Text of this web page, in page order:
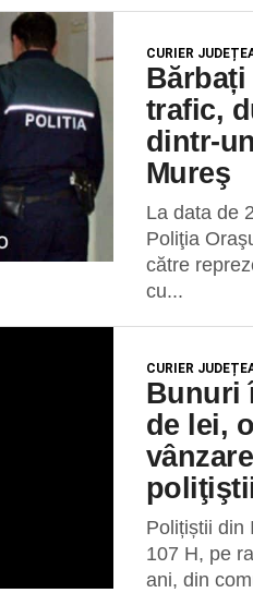
CURIER
trafic,
dintr-
Mureş
La data de
Poliţia
către
cu...
CURIER
Bunuri
de lei,
Polițiștii din
107 H, pe
ani, din